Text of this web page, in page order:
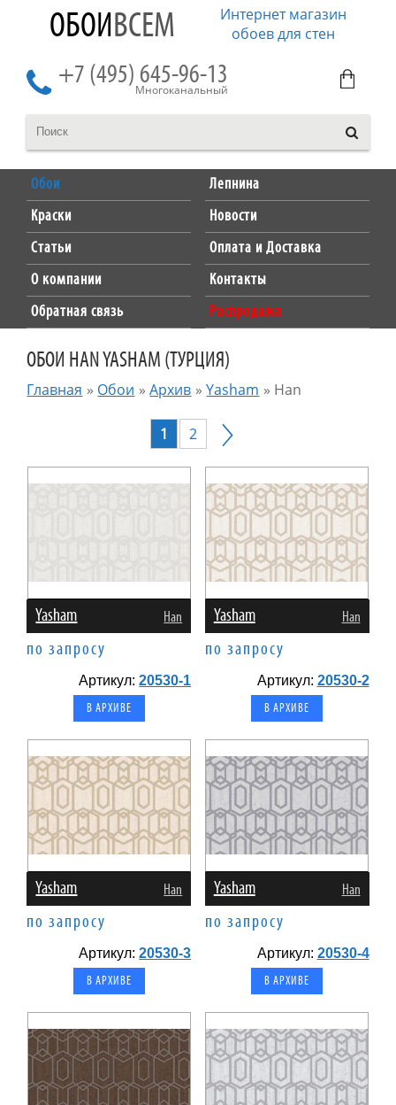
ОБОИВСЕМ
Интернет магазин
обоев для стен
+7 (495) 645-96-13
Многоканальный
Обои
Лепнина
Краски
Новости
Статьи
Оплата и Доставка
О компании
Контакты
Обратная связь
Распродажа
ОБОИ HAN YASHAM (ТУРЦИЯ)
Главная » Обои »Архив »Yasham » Han
1 2
Yasham Han
по запросу
Артикул:20530-1
В АРХИВЕ
Yasham Han
по запросу
Артикул: 20530-2
В АРХИВЕ
Yasham Han
по запросу
Артикул:20530-3
В АРХИВЕ
Yasham Han
по запросу
Артикул: 20530-4
В АРХИВЕ